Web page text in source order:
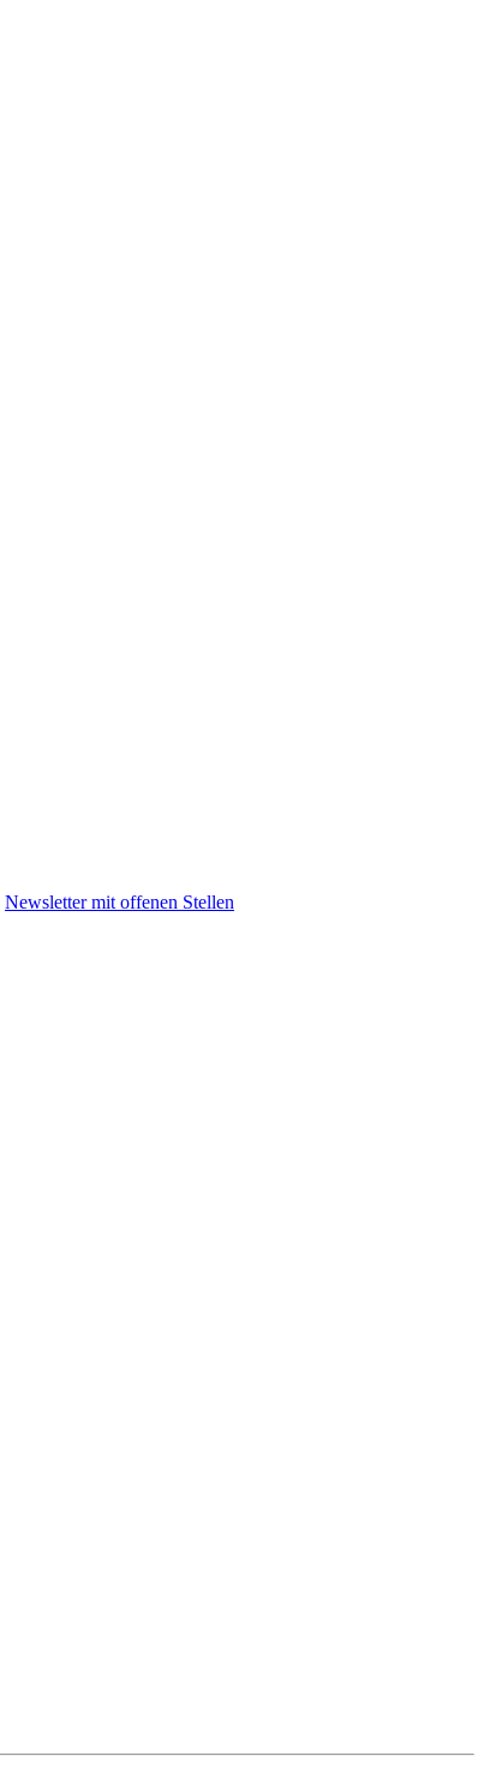
Newsletter mit offenen Stellen